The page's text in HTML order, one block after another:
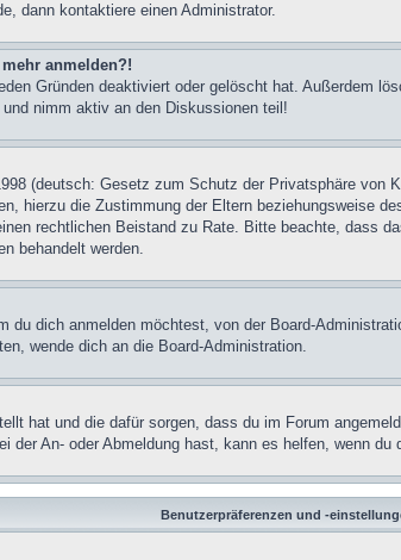
dann kontaktiere einen Administrator.
anmelden?!
Gründen deaktiviert oder gelöscht hat. Außerdem
nimm aktiv an den Diskussionen teil!
(deutsch: Gesetz zum Schutz der Privatsphäre
hierzu die Zustimmung der Eltern beziehungsweise
rechtlichen Beistand zu Rate. Bitte beachte, dass
behandelt werden.
dich anmelden möchtest, von der Board-
wende dich an die Board-Administration.
hat und die dafür sorgen, dass du im Forum
An- oder Abmeldung hast, kann es helfen, wenn du
Benutzerpräferenzen und -